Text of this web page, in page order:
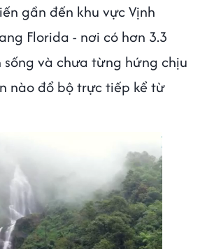
gần đến khu vực Vịnh
Florida - nơi có hơn 3.3
và chưa từng hứng chịu
nào đổ bộ trực tiếp kể từ